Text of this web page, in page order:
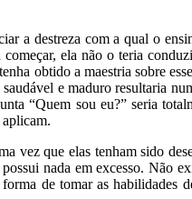
a destreza com a qual o
ela não o teria
obtido a maestria sobre
e maduro resultaria
“Quem sou eu?” seria
aplicam.
vez que elas tenham sido
nada em excesso. Não
de tomar as habilidades